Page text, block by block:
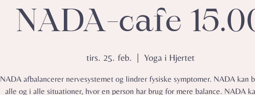
NADA-cafe
tirs. 25. feb. Yoga i Hjertet
NADA afbalancerer nervesystemet og lindrer fysiske symptomer.​ NADA kan
alle og i alle situationer, hvor en person har brug for mere balance. NADA